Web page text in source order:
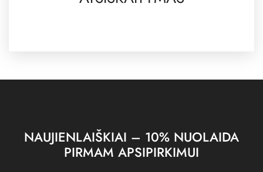
NAUJIENLAIŠKIAI – 10% NUOLAIDA
PIRMAM APSIPIRKIMUI